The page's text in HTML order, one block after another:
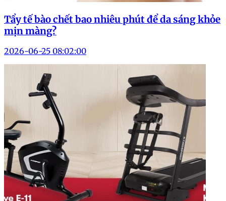
Tẩy tế bào chết bao nhiêu phút để da sáng khỏe
mịn màng?
2026-06-25 08:02:00